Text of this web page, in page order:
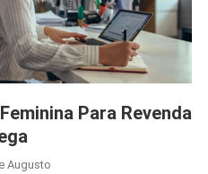
Para Revenda
Augusto